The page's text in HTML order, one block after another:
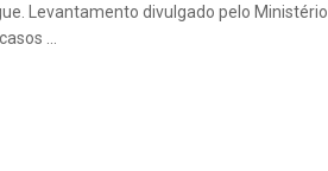
Levantamento divulgado pelo Ministério
...